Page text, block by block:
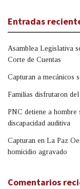
Entradas
Asamblea Legislativa
Corte de Cuentas
Capturan a mecánicos
Familias disfrutaron
PNC detiene a hombre
discapacidad auditiva
Capturan en La Paz
homicidio agravado
Comentarios